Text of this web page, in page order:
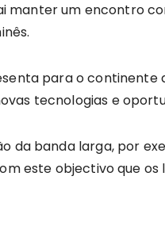
manter um
para o
tecnologias e
da banda larga, por
este objectivo que